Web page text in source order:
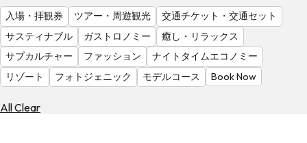
を
見
る
入場・拝観券 ツアー・周遊観光
交通チケット・交通セット
サスティナブル
ガストロノミー
癒し・リラックス
サブカルチャー
ファッション
ナイトタイムエコノミー
リゾート
フォトジェニック モデルコース Book Now
All Clear